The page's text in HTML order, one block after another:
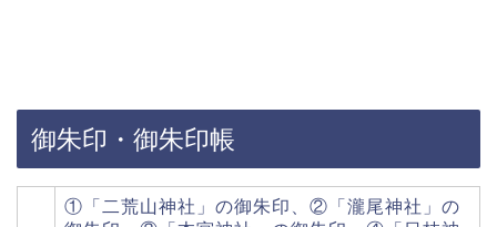
御朱印・御朱印帳
①「二荒山神社」の御朱印、②「瀧尾神社」の